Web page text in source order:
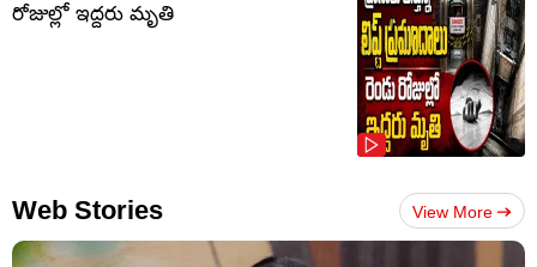
రోజుల్లో ఇద్దరు మృతి
Web Stories View More